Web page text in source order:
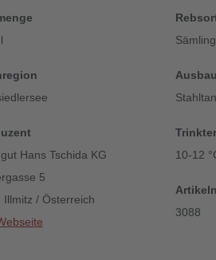
Hans Tschida KG
5
Illmitz / Österreich
Ausbau
10-12
3088